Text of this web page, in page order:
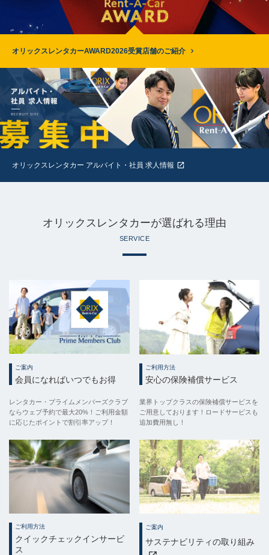
オリックスレンタカーAWARD2026受賞店舗のご紹介
オリックスレンタカー アルバイト・社員 求人情報
オリックスレンタカーが選ばれる理由
SERVICE
ご案内
会員になればいつでもお得
レンタカー・プライムメンバーズクラブ
ならウェブ予約で最大20%！ご利用金額
に応じたポイントで割引率アップ！
ご利用方法
安心の保険補償サービス
業界トップクラスの保険補償サービスを
ご用意しております！ロードサービスも
追加費用無し！
ご利用方法
クイックチェックインサービ
ス
ご案内
サステナビリティの取り組み